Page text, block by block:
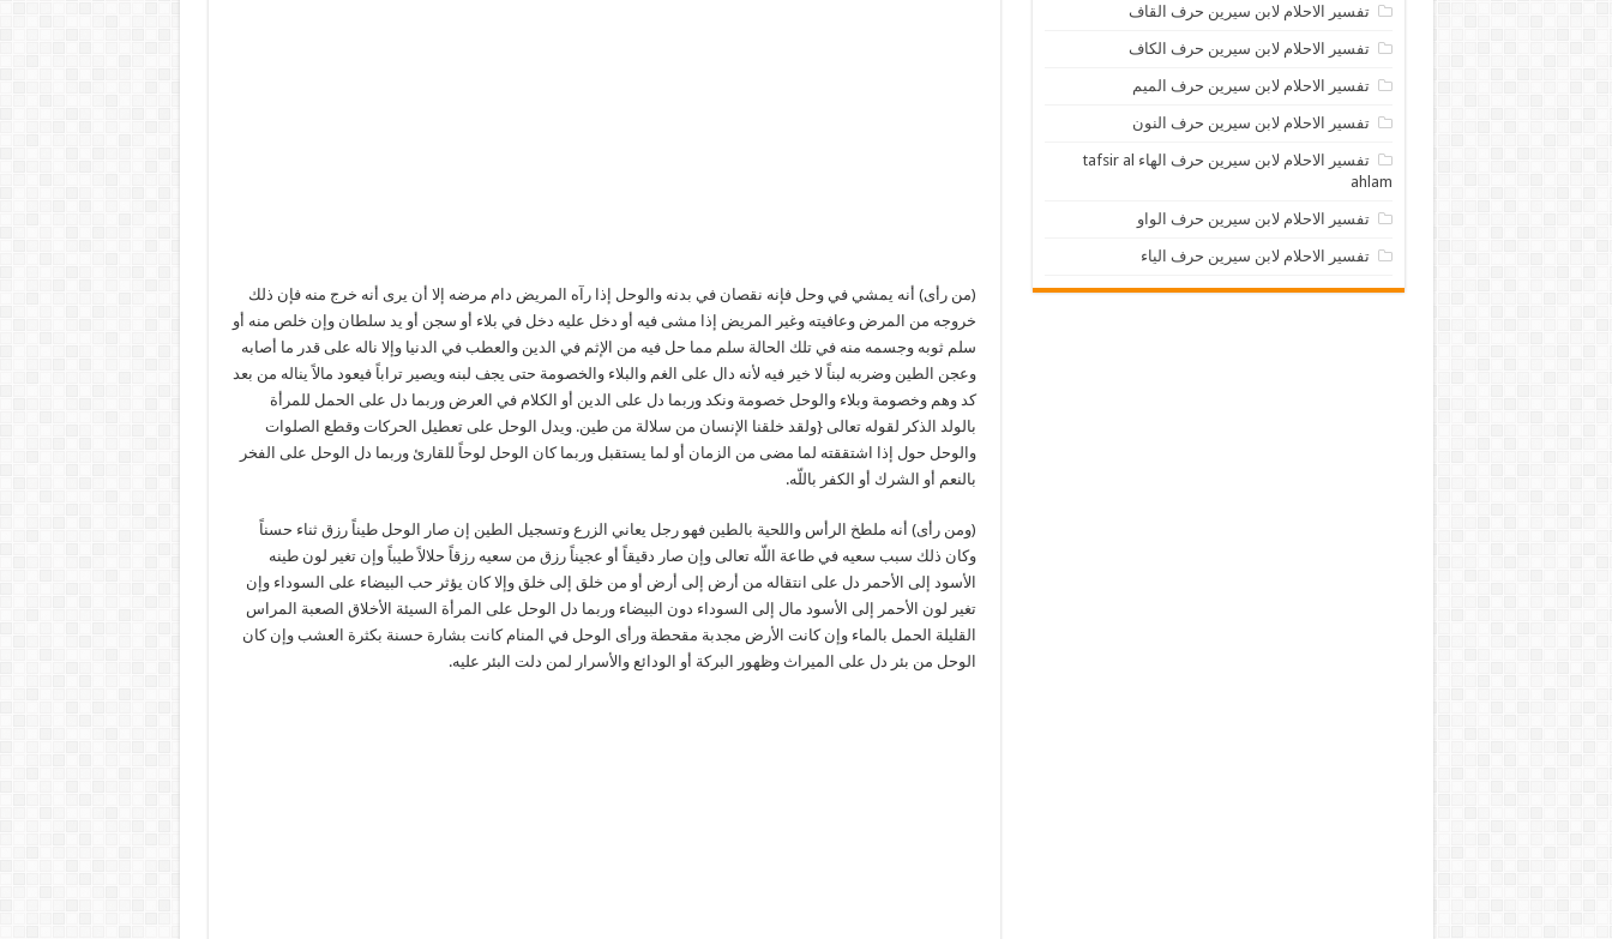
(من رأى) أنه يمشي في وحل فإنه نقصان في بدنه والوحل إذا رآه المريض دام مرضه إلا أن يرى أنه خرج منه فإن ذلك
خروجه من المرض وعافيته وغير المريض إذا مشى فيه أو دخل عليه دخل في بلاء أو سجن أو يد سلطان وإن خلص منه أو
سلم ثوبه وجسمه منه في تلك الحالة سلم مما حل فيه من الإثم في الدين والعطب في الدنيا وإلا ناله على قدر ما أصابه
وعجن الطين وضربه لبناً لا خير فيه لأنه دال على الغم والبلاء والخصومة حتى يجف لبنه ويصير تراباً فيعود مالاً يناله من بعد
كد وهم وخصومة وبلاء والوحل خصومة ونكد وربما دل على الدين أو الكلام في العرض وربما دل على الحمل للمرأة
بالولد الذكر لقوله تعالى {ولقد خلقنا الإنسان من سلالة من طين. ويدل الوحل على تعطيل الحركات وقطع الصلوات
والوحل حول إذا اشتققته لما مضى من الزمان أو لما يستقبل وربما كان الوحل لوحاً للقارئ وربما دل الوحل على الفخر
بالنعم أو الشرك أو الكفر باللّه.
(ومن رأى) أنه ملطخ الرأس واللحية بالطين فهو رجل يعاني الزرع وتسجيل الطين إن صار الوحل طيناً رزق ثناء حسناً
وكان ذلك سبب سعيه في طاعة اللّه تعالى وإن صار دقيقاً أو عجيناً رزق من سعيه رزقاً حلالاً طيباً وإن تغير لون طينه
الأسود إلى الأحمر دل على انتقاله من أرض إلى أرض أو من خلق إلى خلق وإلا كان يؤثر حب البيضاء على السوداء وإن
تغير لون الأحمر إلى الأسود مال إلى السوداء دون البيضاء وربما دل الوحل على المرأة السيئة الأخلاق الصعبة المراس
القليلة الحمل بالماء وإن كانت الأرض مجدبة مقحطة ورأى الوحل في المنام كانت بشارة حسنة بكثرة العشب وإن كان
الوحل من بئر دل على الميراث وظهور البركة أو الودائع والأسرار لمن دلت البئر عليه.
تفسير الاحلام لابن سيرين حرف القاف
تفسير الاحلام لابن سيرين حرف الكاف
تفسير الاحلام لابن سيرين حرف الميم
تفسير الاحلام لابن سيرين حرف النون
تفسير الاحلام لابن سيرين حرف الهاء tafsir al
ahlam
تفسير الاحلام لابن سيرين حرف الواو
تفسير الاحلام لابن سيرين حرف الياء